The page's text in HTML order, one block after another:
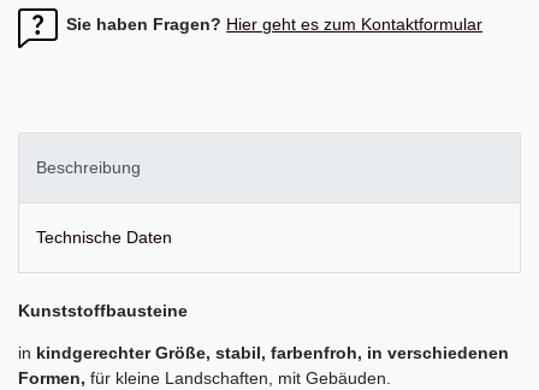
Sie haben Fragen? Hier geht es zum Kontaktformular
Beschreibung
Technische Daten
Kunststoffbausteine
in kindgerechter Größe, stabil, farbenfroh, in verschiedenen
Formen, für kleine Landschaften, mit Gebäuden.